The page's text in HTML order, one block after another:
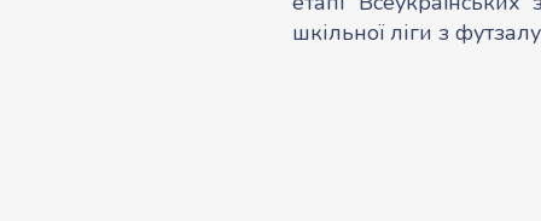
шкільної ліги з